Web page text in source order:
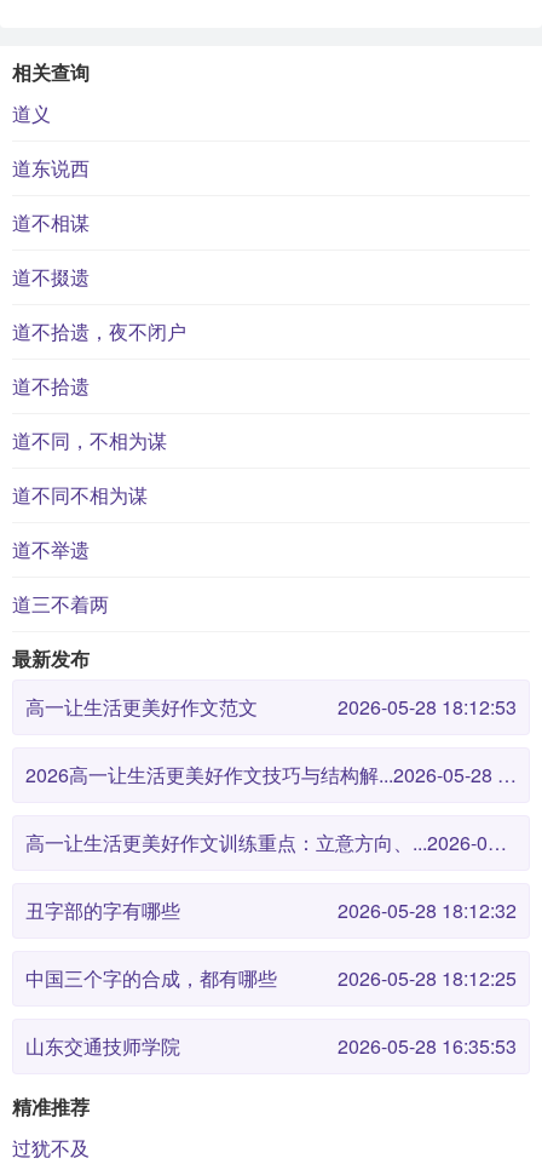
相关查询
道义
道东说西
道不相谋
道不掇遗
道不拾遗，夜不闭户
道不拾遗
道不同，不相为谋
道不同不相为谋
道不举遗
道三不着两
最新发布
高一让生活更美好作文范文
2026-05-28 18:12:53
2026高一让生活更美好作文技巧与结构解... 2026-05-28 18:12:46
高一让生活更美好作文训练重点：立意方向、... 2026-05-28 18:12:38
丑字部的字有哪些 2026-05-28 18:12:32
中国三个字的合成，都有哪些 2026-05-28 18:12:25
山东交通技师学院 2026-05-28 16:35:53
精准推荐
过犹不及